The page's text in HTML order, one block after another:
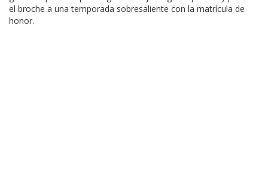
el broche a una temporada sobresaliente con la matrícula de
honor.